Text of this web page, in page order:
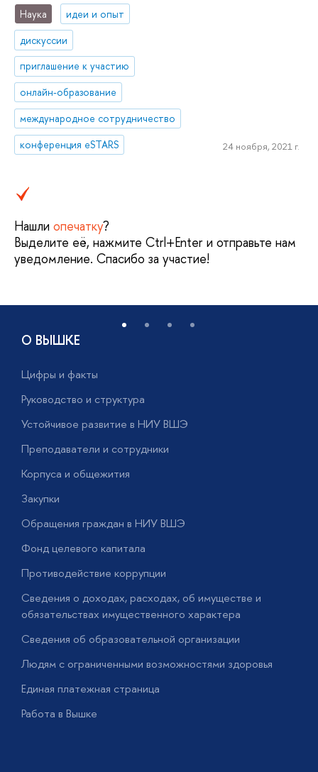
Наука
идеи и опыт
дискуссии
приглашение к участию
онлайн-образование
международное сотрудничество
конференция eSTARS
24 ноября, 2021 г.
Нашли опечатку?
Выделите её, нажмите Ctrl+Enter и отправьте нам
уведомление. Спасибо за участие!
О ВЫШКЕ
Цифры и факты
Руководство и структура
Устойчивое развитие в НИУ ВШЭ
Преподаватели и сотрудники
Корпуса и общежития
Закупки
Обращения граждан в НИУ ВШЭ
Фонд целевого капитала
Противодействие коррупции
Сведения о доходах, расходах, об имуществе и
обязательствах имущественного характера
Сведения об образовательной организации
Людям с ограниченными возможностями здоровья
Единая платежная страница
Работа в Вышке